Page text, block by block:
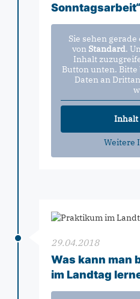
Sonntagsarbeit“
Sie sehen
von Standard.
Inhalt
Button unten. Bitte
Daten an
Inhalt
Weitere
29.04.2018
Was kann man
im Landtag